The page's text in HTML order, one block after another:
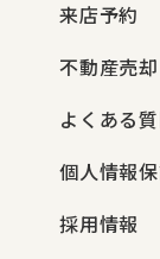
来店予約
不動産売
よくある
個人情報
採用情報